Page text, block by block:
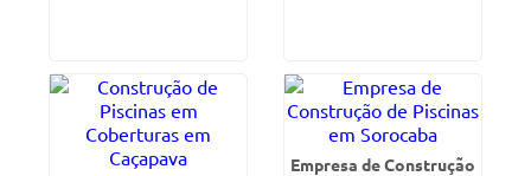
Empresa de Construção